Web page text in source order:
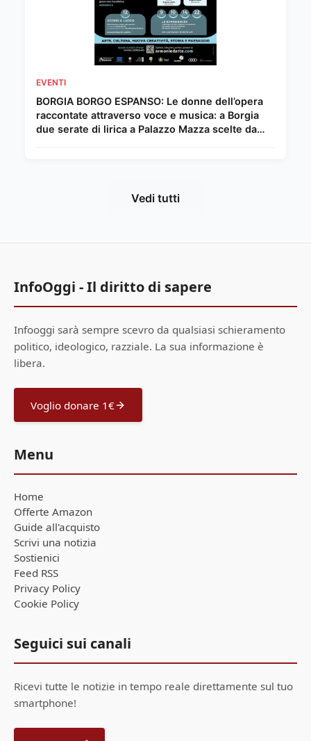
EVENTI
BORGIA BORGO ESPANSO: Le donne dell’opera
raccontate attraverso voce e musica: a Borgia
due serate di lirica a Palazzo Mazza scelte da
Vedi tutti
InfoOggi - Il diritto di sapere
Infooggi sarà sempre scevro da qualsiasi schieramento
politico, ideologico, razziale. La sua informazione è
libera.
Voglio donare 1€
Menu
Home
Offerte Amazon
Guide all'acquisto
Scrivi una notizia
Sostienici
Feed RSS
Privacy Policy
Cookie Policy
Seguici sui canali
Ricevi tutte le notizie in tempo reale direttamente sul tuo
smartphone!